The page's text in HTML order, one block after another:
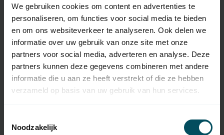
We gebruiken cookies om content en advertenties te
personaliseren, om functies voor social media te bieden
en om ons websiteverkeer te analyseren. Ook delen we
informatie over uw gebruik van onze site met onze
partners voor social media, adverteren en analyse. Deze
partners kunnen deze gegevens combineren met andere
informatie die u aan ze heeft verstrekt of die ze hebben
verzameld op basis van uw gebruik van hun services.
Noodzakelijk
Artikelnummer: 4827
EAN Code 7432257696638
Typ des
Handsenders
Original-Fernbedienung